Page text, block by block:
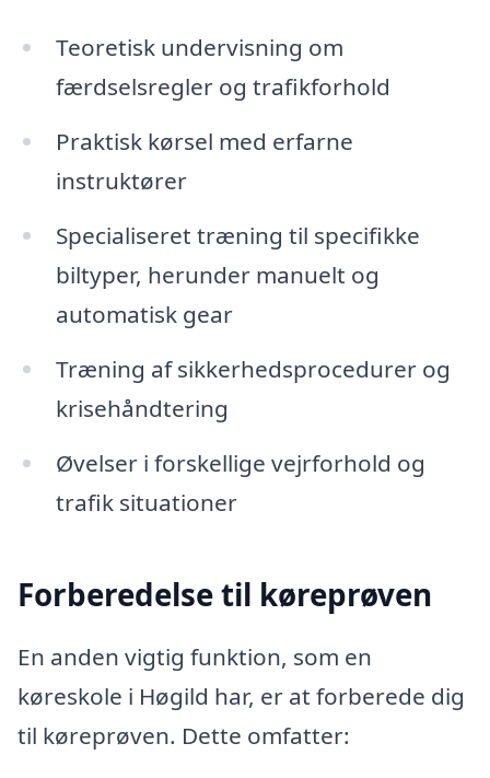
Teoretisk undervisning om
færdselsregler og trafikforhold
Praktisk kørsel med erfarne
instruktører
Specialiseret træning til specifikke
biltyper, herunder manuelt og
automatisk gear
Træning af sikkerhedsprocedurer og
krisehåndtering
Øvelser i forskellige vejrforhold og
trafik situationer
Forberedelse til køreprøven
En anden vigtig funktion, som en
køreskole i Høgild har, er at forberede dig
til køreprøven. Dette omfatter: